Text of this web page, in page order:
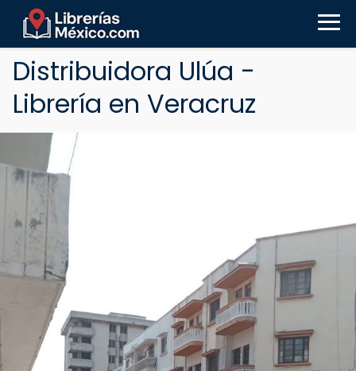
Distribuidora Ulúa -
Librería en Veracruz